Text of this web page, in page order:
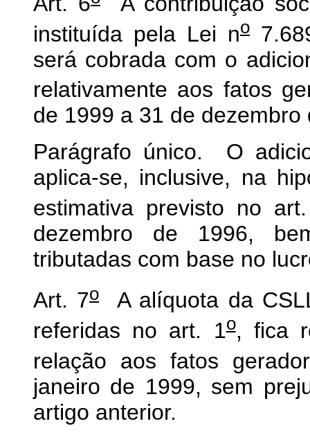
instituída pela Lei no
será cobrada com o
relativamente aos fatos
de 1999 a 31 de dezembro
Parágrafo único. O
aplica-se, inclusive, na
estimativa previsto no
dezembro de 1996,
tributadas com base no
Art. 7oA alíquota da
referidas no art. 1o, fica
relação aos fatos
janeiro de 1999, sem
artigo anterior.